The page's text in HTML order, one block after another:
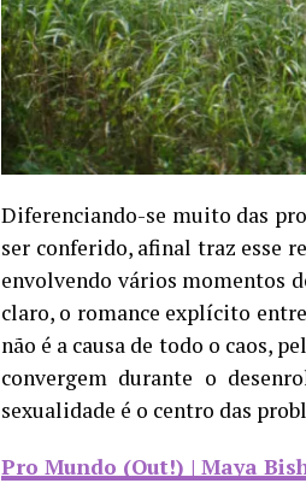
Diferenciando-se muito das
ser conferido, afinal traz esse
envolvendo vários momentos
claro, o romance explícito
não é a causa de todo o caos,
convergem durante o
sexualidade é o centro das
Pro Mundo (Out!) | Maya